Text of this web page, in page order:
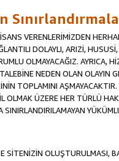
VERENLERİMİZDEN
DOLAYLI, ARIZİ,
OLMAYACAĞIZ. AYRICA,
NEDEN OLAN OLAYIN
TOPLAMINI
OLMAK ÜZERE HER TÜRLÜ
SİTENİZİN OLUŞTURULMASI,